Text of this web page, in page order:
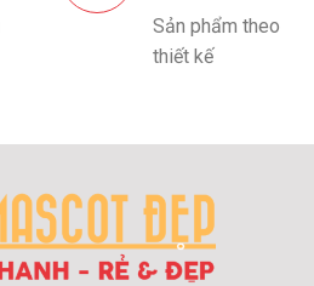
Sản phẩm theo
thiết kế